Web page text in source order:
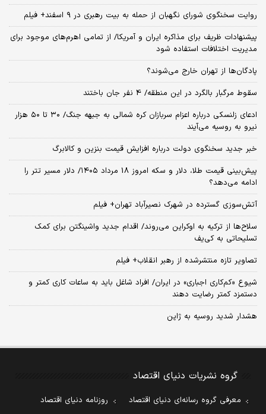
روایت سخنگوی شورای نگهبان از حمله به بیت رهبری در ۹ اسفند+ فیلم
پیشنهادات ظریف برای مذاکره ایران و آمریکا/ از تمامی اهرم‌های موجود برای
مدیریت اختلافات استفاده شود
پادگان‌ها از تهران خارج می‌شوند؟
سقوط مرگبار بالگرد در این منطقه/ 4 نفر جان باختند
ادعای زلنسکی درباره اعزام سربازان کره شمالی به جبهه جنگ/ ۳۰ تا ۵۰ هزار
نیرو به روسیه می‌آیند
خبر جدید سخنگوی دولت درباره افزایش قیمت بنزین و کالابرگ
پیش‌بینی قیمت طلا، دلار و سکه امروز 18 مرداد ۱۴۰۵/ دلار مسیر تتر را
ادامه می‌دهد؟
آتش‌سوزی گسترده در شهرک نصیرآباد تهران+ فیلم
سلاح‌ها از ترکیه به اوکراین می‌روند/ اقدام جدید واشینگتن برای کمک
تسلیحاتی به کی‌یف
تصاویر تازه منتشرشده از رهبر انقلاب+ فیلم
شیوع «کم‌کاری اجباری» در ایران/ افراد شاغل باید به ساعات کاری کمتر و
دستمزد کمتر رضایت دهند
هشدار شدید روسیه به ژاپن
گروه نشریات دنیای اقتصاد
معرفی گروه رسانه‌ای دنیای اقتصاد
روزنامه دنیای اقتصاد